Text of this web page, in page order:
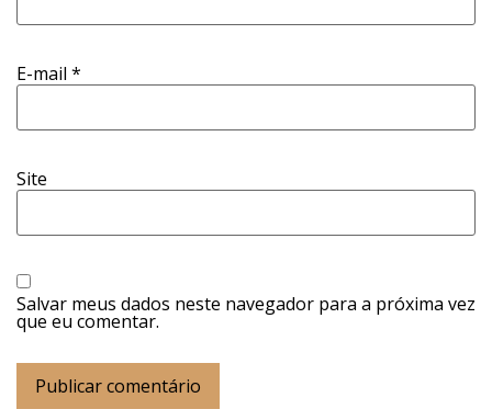
E-mail *
Site
Salvar meus dados neste navegador para a próxima vez
que eu comentar.